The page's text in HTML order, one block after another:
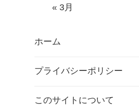
« 3月
ホーム
プライバシーポリシー
このサイトについて